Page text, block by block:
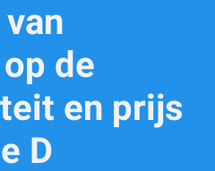
de
en prijs
D